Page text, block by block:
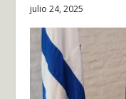
julio 24, 2025